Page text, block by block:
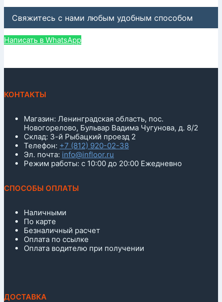
Свяжитесь с нами любым удобным способом
Написать в WhatsApp
КОНТАКТЫ
Магазин: Ленинградская область, пос.
Новогорелово, Бульвар Вадима Чугунова, д. 8/2
Склад: 3-й Рыбацкий проезд 2
Телефон: +7 (812) 920-02-38
Эл. почта: info@infloor.ru
Режим работы: с 10:00 до 20:00 Ежедневно
СПОСОБЫ ОПЛАТЫ
Наличными
По карте
Безналичный расчет
Оплата по ссылке
Оплата водителю при получении
ДОСТАВКА